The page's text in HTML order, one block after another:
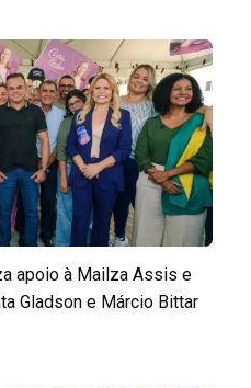
apoio à Mailza Assis e
Gladson e Márcio Bittar